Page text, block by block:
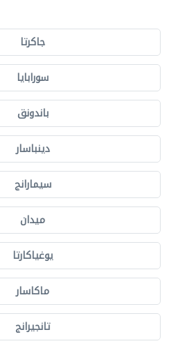
جاكرتا
سورابايا
باندونق
دينباسار
سيمارانج
ميدان
يوغياكارتا
ماكاسار
تانجيرانج